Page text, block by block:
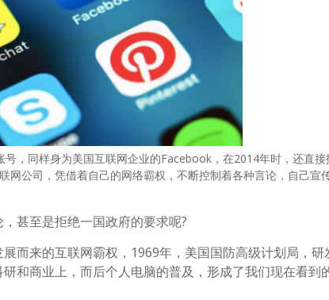
同样身为美国互联网企业的Facebook，在2014年时，还直接
网公司，凭借着自己的网络霸权，不断控制着各种言论，自己宣
甚至是拒绝一国政府的要求呢?
而来的互联网霸权，1969年，美国国防高级计划局，研
和商业上，而后个人电脑的普及，形成了我们现在看到